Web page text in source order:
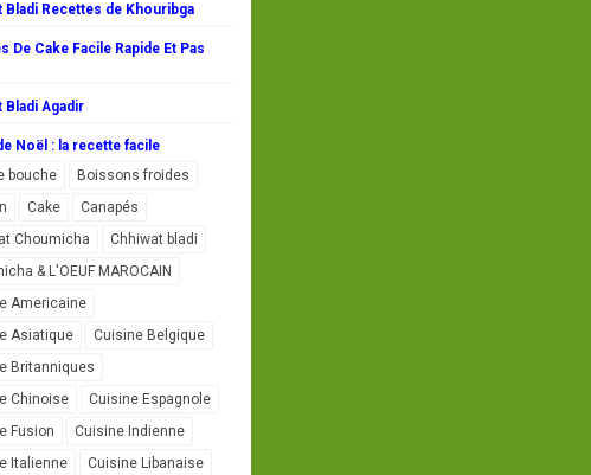
Bladi Recettes de Khouribga
De Cake Facile Rapide Et Pas
Bladi Agadir
Noël : la recette facile
bouche
Boissons froides
Cake
Canapés
Choumicha
Chhiwat bladi
& L'OEUF MAROCAIN
Americaine
Asiatique
Cuisine Belgique
Britanniques
Chinoise
Cuisine Espagnole
Fusion
Cuisine Indienne
Italienne
Cuisine Libanaise